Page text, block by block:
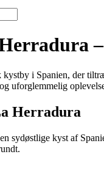
kystby i Spanien, der
uforglemmelig
Herradura
sydøstlige kyst af